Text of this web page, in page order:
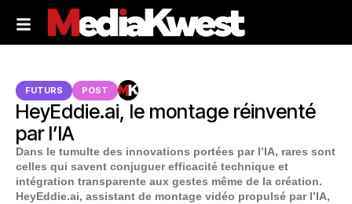
FUTURS POST
HeyEddie.ai, le montage réinventé
par l’IA
Dans le tumulte des innovations portées par l’IA, rares sont
celles qui savent conjuguer efficacité technique et
intégration transparente aux gestes même de la création.
HeyEddie.ai, assistant de montage vidéo propulsé par l’IA,